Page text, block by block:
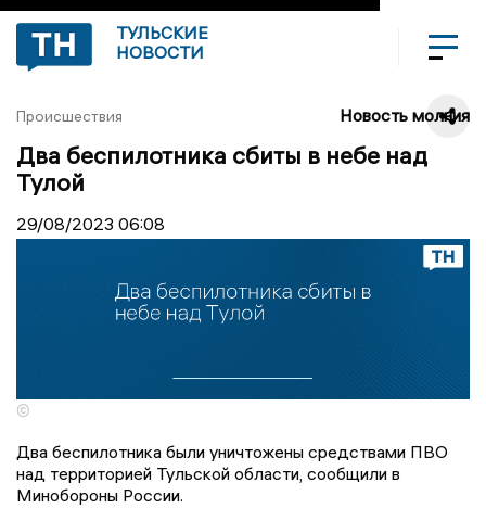
ТУЛЬСКИЕ
НОВОСТИ
Происшествия Новость молния
Два беспилотника сбиты в небе над
Тулой
29/08/2023 06:08
©
Два беспилотника были уничтожены средствами ПВО
над территорией Тульской области, сообщили в
Минобороны России.